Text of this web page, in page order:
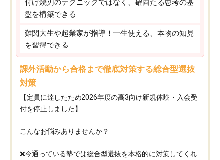
付け焼刃のテクニックではなく、確固たる思考の基
盤を構築できる
難関大生や起業家が指導！一生使える、本物の知見
を習得できる
課外活動から合格まで徹底対策する総合型選抜
対策
【定員に達したため2026年度の高3向け新規体験・入会受
付を停止しました】
こんなお悩みありませんか？
❌今通っている塾では総合型選抜を本格的に対策してくれ